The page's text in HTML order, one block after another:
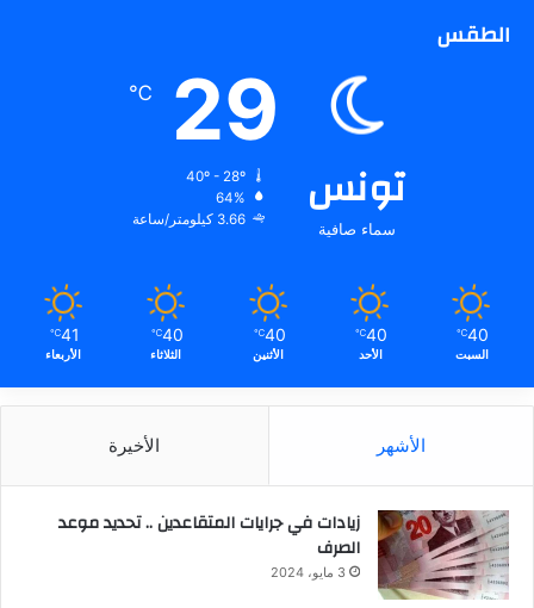
الطقس
تونس
سماء صافية
29
℃
64%
3.66 كيلومتر/ساعة
40
℃
السبت
40
℃
الأحد
40
℃
الأثنين
40
℃
الثلاثاء
41
℃
الأربعاء
الأشهر الأخيرة
زيادات في جرايات المتقاعدين .. تحديد موعد
الصرف
3 مايو، 2024